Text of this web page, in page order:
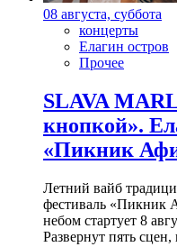
08 августа, суббота
концерты
Елагин остров
Прочее
SLAVA
кнопкой».
«Пикник
Летний вайб
фестиваль «Пикник
небом стартует 8
Развернут пять